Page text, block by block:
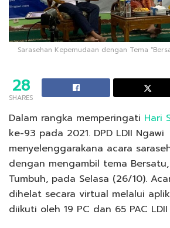
Sarasehan Kepemudaan dengan Tema
28
SHARES
Dalam rangka memperingati Hari
ke-93 pada 2021. DPD LDII Ngawi
menyelenggarakana acara
dengan mengambil tema
Tumbuh, pada Selasa (26/10).
dihelat secara virtual melalui
diikuti oleh 19 PC dan 65 PAC